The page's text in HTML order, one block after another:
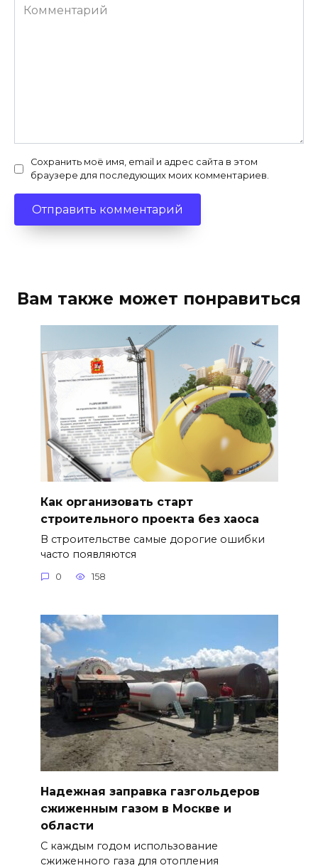
Комментарий
Сохранить моё имя, email и адрес сайта в этом
браузере для последующих моих комментариев.
Вам также может понравиться
Как организовать старт
строительного проекта без хаоса
В строительстве самые дорогие ошибки
часто появляются
0 158
Надежная заправка газгольдеров
сжиженным газом в Москве и
области
С каждым годом использование
сжиженного газа для отопления